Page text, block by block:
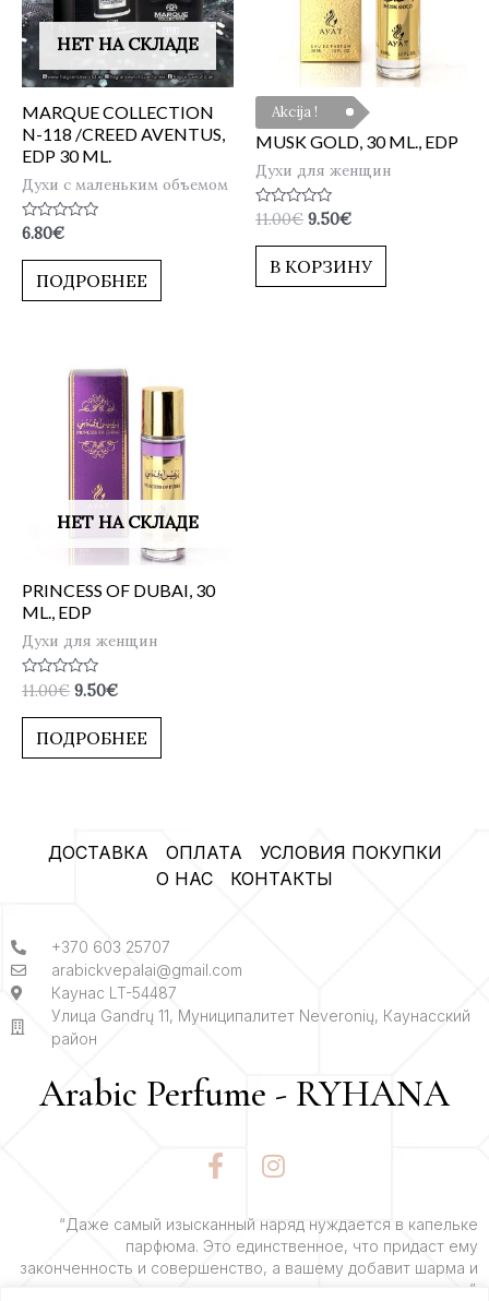
НЕТ НА СКЛАДЕ
MARQUE COLLECTION
N-118 /CREED AVENTUS,
EDP 30 ML.
Духи с маленьким объемом
Оценка
из
6.80€
ПОДРОБНЕЕ
Akcija !
MUSK GOLD, 30 ML., EDP
Духи для женщин
Оценка
из
11.00€ 9.50€
В КОРЗИНУ
НЕТ НА СКЛАДЕ
PRINCESS OF DUBAI, 30
ML., EDP
Духи для женщин
Оценка
0
из
11.00€ 9.50€
ПОДРОБНЕЕ
ДОСТАВКА ОПЛАТА
УСЛОВИЯ ПОКУПКИ
О НАС
КОНТАКТЫ
+370 603 25707
arabickvepalai@gmail.com
Каунас LT-54487
Улица Gandrų 11, Муниципалитет Neveronių, Каунасский
район
Arabic Perfume - RYHANA
F
a
e
b
o
I
n
t
a
g
“Даже самый изысканный наряд нуждается в капельке
парфюма. Это единственное, что придаст ему
законченность и совершенство, а вашему добавит шарма и
очарования”.